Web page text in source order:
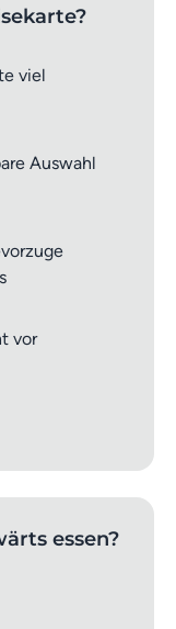
viel
Auswahl
vor
essen?